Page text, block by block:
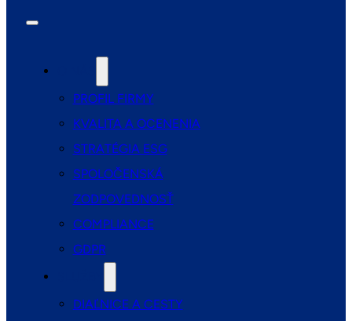
PROFIL FIRMY
KVALITA A OCENENIA
STRATÉGIA ESG
SPOLOČENSKÁ
ZODPOVEDNOSŤ
COMPLIANCE
GDPR
DIAĽNICE A CESTY